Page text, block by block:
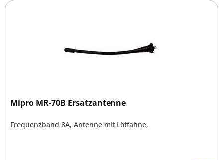
Mipro MR-70B Ersatzantenne
Frequenzband 8A, Antenne mit Lötfahne,